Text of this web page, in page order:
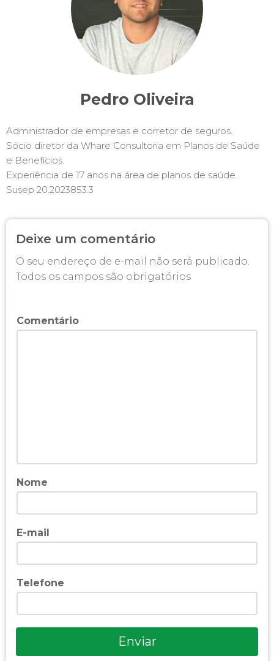
Pedro Oliveira
Administrador de empresas e corretor de seguros.
Sócio diretor da Whare Consultoria em Planos de Saúde
e Benefícios.
Experiência de 17 anos na área de planos de saúde.
Susep 20.2023853.3
Deixe um comentário
O seu endereço de e-mail não será publicado.
Todos os campos são obrigatórios
Comentário
Nome
E-mail
Telefone
Enviar